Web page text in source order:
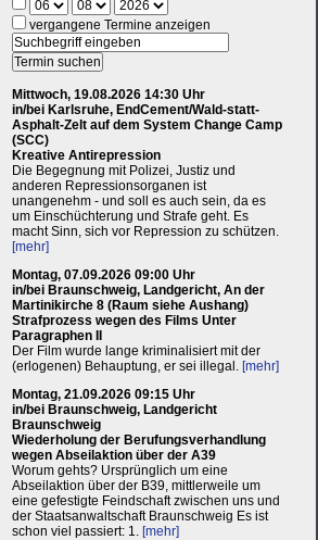
vergangene Termine anzeigen
Mittwoch, 19.08.2026 14:30 Uhr
in/bei Karlsruhe, EndCement/Wald-statt-
Asphalt-Zelt auf dem System Change Camp
(SCC)
Kreative Antirepression
Die Begegnung mit Polizei, Justiz und
anderen Repressionsorganen ist
unangenehm - und soll es auch sein, da es
um Einschüchterung und Strafe geht. Es
macht Sinn, sich vor Repression zu schützen.
[mehr]
Montag, 07.09.2026 09:00 Uhr
in/bei Braunschweig, Landgericht, An der
Martinikirche 8 (Raum siehe Aushang)
Strafprozess wegen des Films Unter
Paragraphen II
Der Film wurde lange kriminalisiert mit der
(erlogenen) Behauptung, er sei illegal. [mehr]
Montag, 21.09.2026 09:15 Uhr
in/bei Braunschweig, Landgericht
Braunschweig
Wiederholung der Berufungsverhandlung
wegen Abseilaktion über der A39
Worum gehts? Ursprünglich um eine
Abseilaktion über der B39, mittlerweile um
eine gefestigte Feindschaft zwischen uns und
der Staatsanwaltschaft Braunschweig Es ist
schon viel passiert: 1. [mehr]